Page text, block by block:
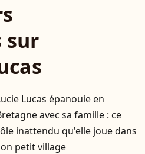
sur
Lucas épanouie en
avec sa famille : ce
inattendu qu'elle joue dans
petit village